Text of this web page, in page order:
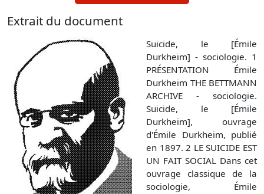
Extrait du document
Suicide, le [Émile
Durkheim] - sociologie. 1
PRÉSENTATION Émile
Durkheim THE BETTMANN
ARCHIVE - sociologie.
Suicide, le [Émile
Durkheim], ouvrage
d'Émile Durkheim, publié
en 1897. 2 LE SUICIDE EST
UN FAIT SOCIAL Dans cet
ouvrage classique de la
sociologie, Émile